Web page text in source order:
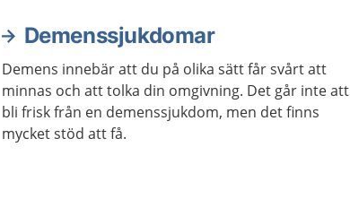
Demenssjukdomar
Demens innebär att du på olika sätt får svårt att
minnas och att tolka din omgivning. Det går inte att
bli frisk från en demenssjukdom, men det finns
mycket stöd att få.